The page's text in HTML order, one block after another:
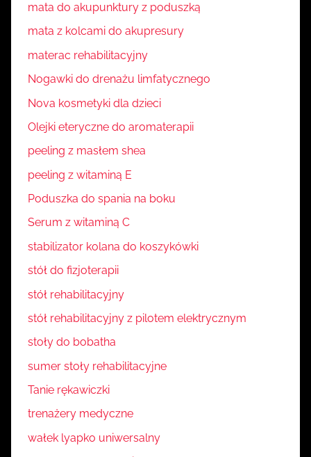
mata do akupunktury z poduszką
mata z kolcami do akupresury
materac rehabilitacyjny
Nogawki do drenażu limfatycznego
Nova kosmetyki dla dzieci
Olejki eteryczne do aromaterapii
peeling z masłem shea
peeling z witaminą E
Poduszka do spania na boku
Serum z witaminą C
stabilizator kolana do koszykówki
stół do fizjoterapii
stół rehabilitacyjny
stół rehabilitacyjny z pilotem elektrycznym
stoły do bobatha
sumer stoły rehabilitacyjne
Tanie rękawiczki
trenażery medyczne
wałek lyapko uniwersalny